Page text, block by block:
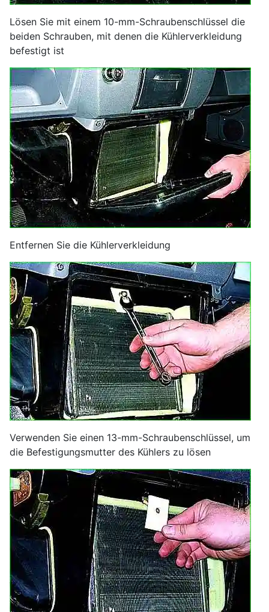
Lösen Sie mit einem 10-mm-Schraubenschlüssel die
beiden Schrauben, mit denen die Kühlerverkleidung
befestigt ist
Entfernen Sie die Kühlerverkleidung
Verwenden Sie einen 13-mm-Schraubenschlüssel, um
die Befestigungsmutter des Kühlers zu lösen